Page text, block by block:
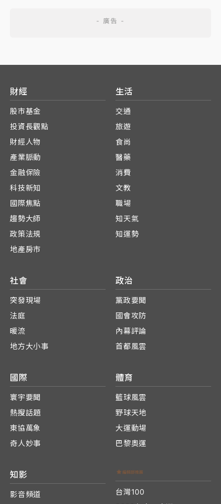
財經
股市基金
投資長觀點
財經人物
產業脈動
金融保險
科技新知
國際焦點
趨勢大師
政策法規
地產房市
生活
交通
旅遊
食尚
醫藥
消費
文教
職場
知天氣
知運勢
社會
突發現場
法庭
暖流
地方大小事
政治
黨政要聞
國會攻防
內幕評論
首都風雲
國際
寰宇要聞
熱搜話題
東協萬象
奇人妙事
體育
籃球風雲
野球天地
大運動場
巴黎奧運
知影
影音頻道
台灣100